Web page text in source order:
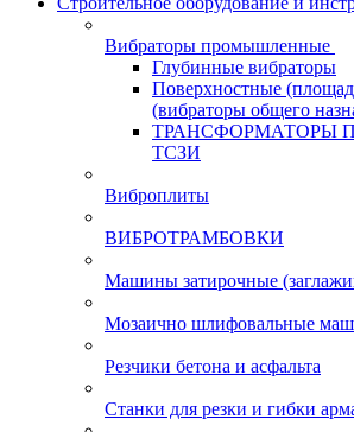
Вибраторы промышленные
Глубинные вибраторы
Поверхностные
(вибраторы общего
ТРАНСФОРМАТОРЫ
ТСЗИ
Виброплиты
ВИБРОТРАМБОВКИ
Машины затирочные
Мозаично шлифовальные
Резчики бетона и асфальта
Станки для резки и гибки